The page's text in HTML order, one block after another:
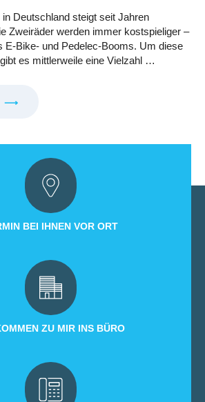
Deutschland steigt seit Jahren
Zweiräder werden immer kostspieliger –
E-Bike- und Pedelec-Booms. Um diese
es mittlerweile eine Vielzahl …
⟶
BEI IHNEN VOR ORT
ZU MIR INS BÜRO